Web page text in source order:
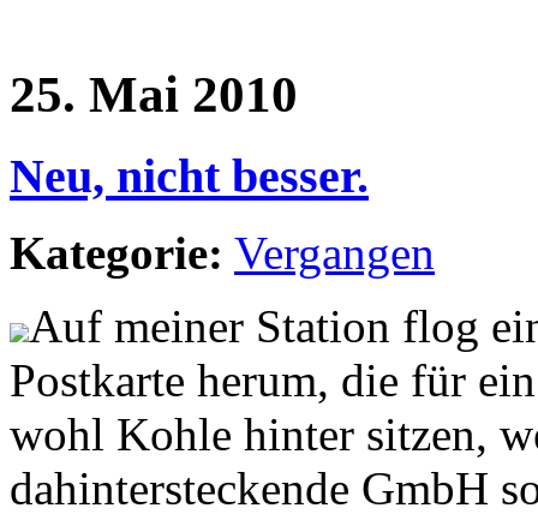
25. Mai 2010
Neu, nicht besser.
Kategorie: Vergangen
Auf meiner Station flog
Postkarte herum, die für
wohl Kohle hinter sitzen,
dahintersteckende GmbH